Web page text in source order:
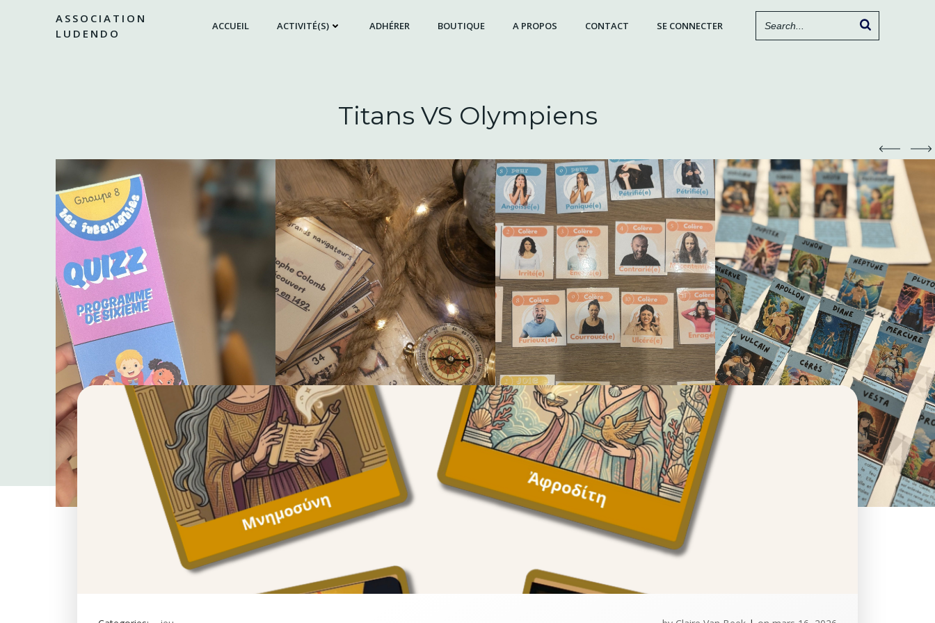
ASSOCIATION
LUDENDO
ACCUEIL ACTIVITÉ(S) ADHÉRER BOUTIQUE A PROPOS CONTACT SE CONNECTER
Titans VS Olympiens